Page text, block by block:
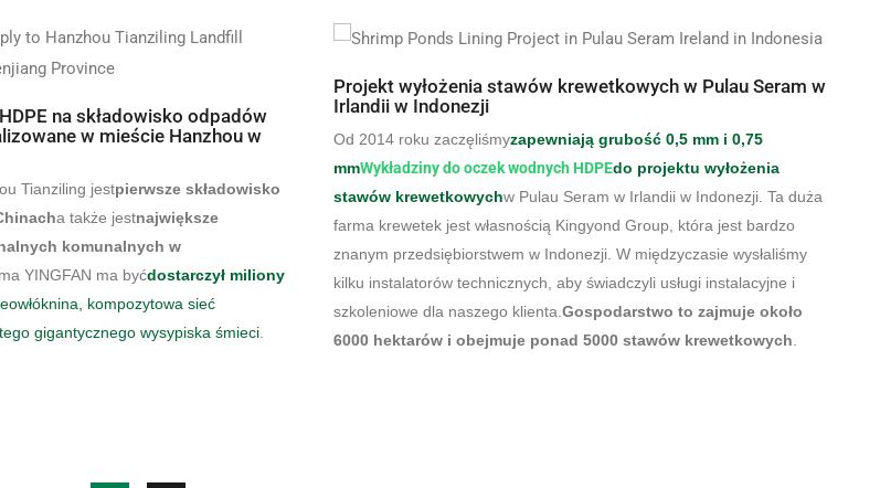
na składowisko odpadów
w mieście Hanzhou w
Tianziling jestpierwsze składowisko
a także jestnajwiększe
komunalnych w
YINGFAN ma byćdostarczył miliony
kompozytowa sieć
gigantycznego wysypiska śmieci
Projekt wyłożenia stawów krewetkowych w Pulau Seram w
Irlandii w Indonezji
Od 2014 roku zaczęliśmyzapewniają grubość 0,5 mm i 0,75
mmWykładziny do oczek wodnych HDPEdo projektu wyłożenia
stawów krewetkowychw Pulau Seram w Irlandii w Indonezji. Ta duża
farma krewetek jest własnością Kingyond Group, która jest bardzo
znanym przedsiębiorstwem w Indonezji. W międzyczasie wysłaliśmy
kilku instalatorów technicznych, aby świadczyli usługi instalacyjne i
szkoleniowe dla naszego klienta. Gospodarstwo to zajmuje około
6000 hektarów i obejmuje ponad 5000 stawów krewetkowych